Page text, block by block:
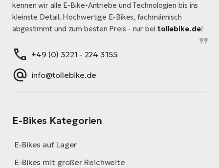
kennen wir alle E-Bike-Antriebe und Technologien bis ins
kleinste Detail. Hochwertige E-Bikes, fachmännisch
abgestimmt und zum besten Preis - nur bei tollebike.de!
+49 (0) 3221 - 224 3155
info@tollebike.de
E-Bikes Kategorien
E-Bikes auf Lager
E-Bikes mit großer Reichweite